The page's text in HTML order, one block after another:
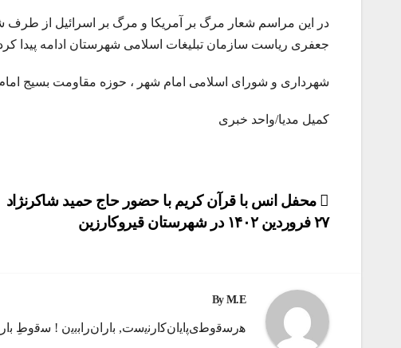
در این مراسم شعار مرگ بر آمریکا و مرگ بر اسرائیل از
جعفری ریاست سازمان تبلیغات اسلامی شهرستان ادامه پیدا
شهرداری و شورای اسلامی امام شهر ، حوزه مقاومت بسیج
کمیل مدیا/واحد خبری
راهبری
نوشته
محفل انس با قرآن کریم با حضور حاج حمید شاکرنژاد
۲۷ فروردین ۱۴۰۲ در شهرستان قیروکارزین
ByM.E
ه‍‌رس‍‌ق‍‌وط‍‌ی‌پ‍‌ای‍‌ان‌ک‍‌ارن‍‌ی‍‌س‍‌ت‌, ب‍‌اران‌راب‍‌ب‍‌ی‍‌ن ! س‍‌ق‍‌وطِ